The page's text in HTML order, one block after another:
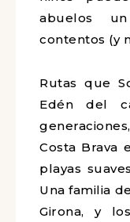
abuelos
contentos (y
Rutas que
Edén del
Costa Brava
playas
Una familia
Girona, y